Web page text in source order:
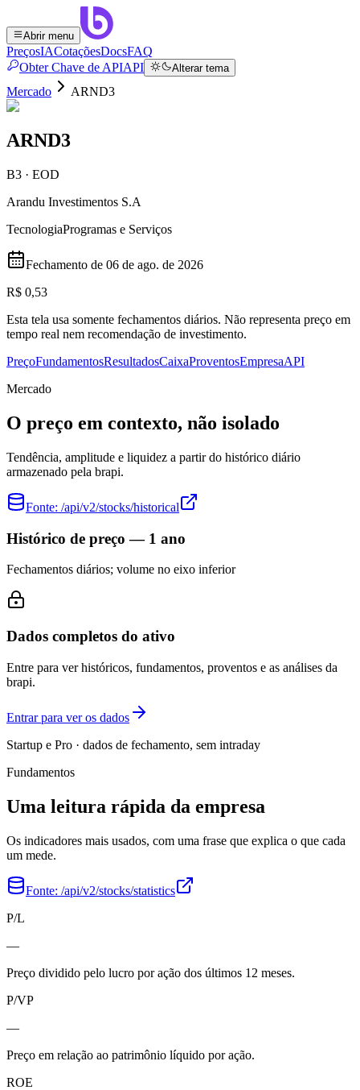
Abrir menu
PreçosIACotaçõesDocsFAQ
Obter Chave de APIAPI Alterar tema
Mercado ARND3
ARND3
B3 · EOD
Arandu Investimentos S.A
TecnologiaProgramas e Serviços
Fechamento de 06 de ago. de 2026
R$ 0,53
Esta tela usa somente fechamentos diários. Não representa preço em
tempo real nem recomendação de investimento.
PreçoFundamentosResultadosCaixaProventosEmpresaAPI
Mercado
O preço em contexto, não isolado
Tendência, amplitude e liquidez a partir do histórico diário
armazenado pela brapi.
Fonte: /api/v2/stocks/historical
Histórico de preço — 1 ano
Fechamentos diários; volume no eixo inferior
Dados completos do ativo
Entre para ver históricos, fundamentos, proventos e as análises da
brapi.
Entrar para ver os dados
Startup e Pro · dados de fechamento, sem intraday
Fundamentos
Uma leitura rápida da empresa
Os indicadores mais usados, com uma frase que explica o que cada
um mede.
Fonte: /api/v2/stocks/statistics
P/L
—
Preço dividido pelo lucro por ação dos últimos 12 meses.
P/VP
—
Preço em relação ao patrimônio líquido por ação.
ROE